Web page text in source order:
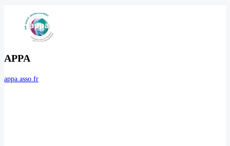
APPA
appa.asso.fr